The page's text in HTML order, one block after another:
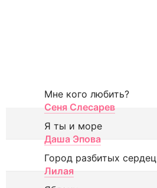
Мне кого любить?
Сеня Слесарев
Я ты и море
Даша Эпова
Город разбитых сердец
Лилая